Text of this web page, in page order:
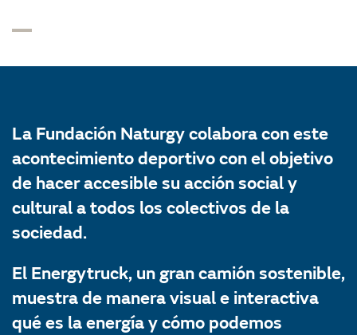
La Fundación Naturgy colabora con este
acontecimiento deportivo con el objetivo
de hacer accesible su acción social y
cultural a todos los colectivos de la
sociedad.
El Energytruck, un gran camión sostenible,
muestra de manera visual e interactiva
qué es la energía y cómo podemos